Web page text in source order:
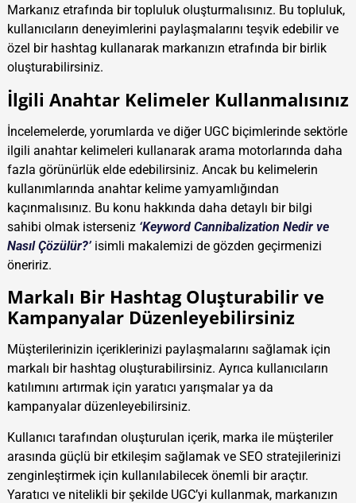
Markanız etrafında bir topluluk oluşturmalısınız. Bu topluluk,
kullanıcıların deneyimlerini paylaşmalarını teşvik edebilir ve
özel bir hashtag kullanarak markanızın etrafında bir birlik
oluşturabilirsiniz.
İlgili Anahtar Kelimeler Kullanmalısınız
İncelemelerde, yorumlarda ve diğer UGC biçimlerinde sektörle
ilgili anahtar kelimeleri kullanarak arama motorlarında daha
fazla görünürlük elde edebilirsiniz. Ancak bu kelimelerin
kullanımlarında anahtar kelime yamyamlığından
kaçınmalısınız. Bu konu hakkında daha detaylı bir bilgi
sahibi olmak isterseniz ‘Keyword Cannibalization Nedir ve
Nasıl Çözülür?’isimli makalemizi de gözden geçirmenizi
öneririz.
Markalı Bir Hashtag Oluşturabilir ve
Kampanyalar Düzenleyebilirsiniz
Müşterilerinizin içeriklerinizi paylaşmalarını sağlamak için
markalı bir hashtag oluşturabilirsiniz. Ayrıca kullanıcıların
katılımını artırmak için yaratıcı yarışmalar ya da
kampanyalar düzenleyebilirsiniz.
Kullanıcı tarafından oluşturulan içerik, marka ile müşteriler
arasında güçlü bir etkileşim sağlamak ve SEO stratejilerinizi
zenginleştirmek için kullanılabilecek önemli bir araçtır.
Yaratıcı ve nitelikli bir şekilde UGC’yi kullanmak, markanızın